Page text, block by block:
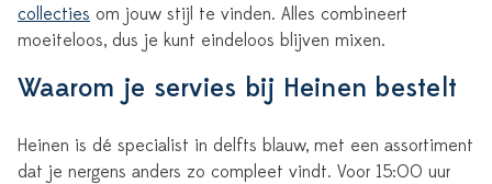
collecties om jouw stijl te vinden. Alles combineert
moeiteloos, dus je kunt eindeloos blijven mixen.
Waarom je servies bij Heinen bestelt
Heinen is dé specialist in delfts blauw, met een assortiment
dat je nergens anders zo compleet vindt. Voor 15:00 uur